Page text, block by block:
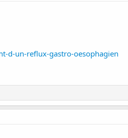
d-un-reflux-gastro-oesophagien